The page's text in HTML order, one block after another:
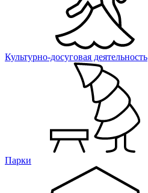
Культурно-досуговая деятельность
Парки